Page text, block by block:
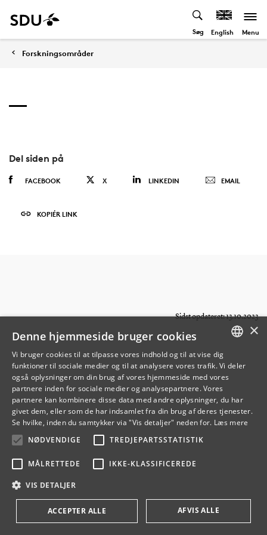
Søg English Menu
Forskningsområder
Del siden på
FACEBOOK X LINKEDIN EMAIL
KOPIÉR LINK
Sidst opdateret: 13.10.2023
DANISH
DANISH
×
Denne hjemmeside bruger cookies
Vi bruger cookies til at tilpasse vores indhold og til at vise dig
funktioner til sociale medier og til at analysere vores trafik. Vi deler
også oplysninger om din brug af vores hjemmeside med vores
partnere inden for sociale medier og analysepartnere. Vores
partnere kan kombinere disse data med andre oplysninger, du har
givet dem, eller som de har indsamlet fra din brug af deres tjenester.
Se hvilke, inden du samtykker via "Vis detaljer" neden for. Læs mere
NØDVENDIGE
TREDJEPARTSSTATISTIK
MÅLRETTEDE IKKE-KLASSIFICEREDE
VIS DETALJER
ACCEPTER ALLE AFVIS ALLE